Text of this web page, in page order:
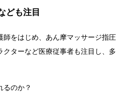
ども注目
師をはじめ、あん摩マッサージ指圧
ターなど医療従事者も注目し、多
るのか？